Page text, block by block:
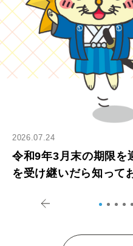
2026.07.24
令和9年3月末の期限を
を受け継いだら知って